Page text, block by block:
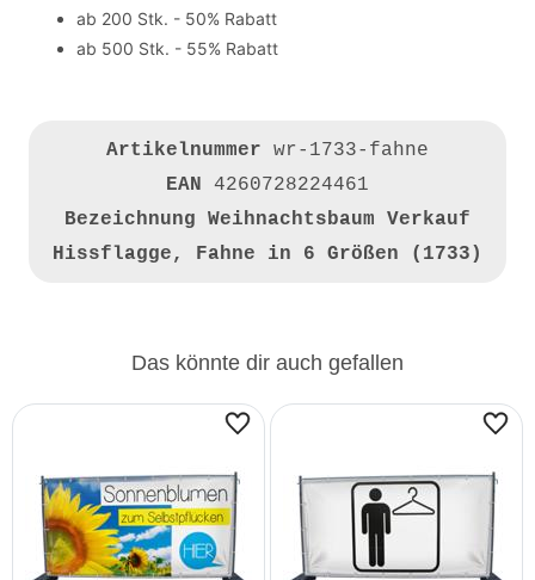
ab 200 Stk. - 50% Rabatt
ab 500 Stk. - 55% Rabatt
Artikelnummer wr-1733-fahne
EAN 4260728224461
Bezeichnung Weihnachtsbaum Verkauf
Hissflagge, Fahne in 6 Größen (1733)
Das könnte dir auch gefallen